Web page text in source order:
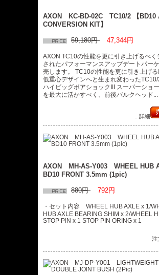
AXON KC-BD-02C TC10/2 【BD10
CONVERSION KIT】
59,180円 47,344円
AXON TC10の性能を更に引き上げるべく
されたパフォーマンスアップデートパー
売します。 TC10の性能を更に引き上げる
低重心デザインへと生まれ変わったTC10/
ハイビッグボアショックIII スーパーショ
を最大に活かすべく、前後バルクヘッド...
...詳細
AXON MH-AS-Y003 WHEEL HUB
BD10 FRONT 3.5mm (1pic)
880円 792円
・セット内容 WHEEL HUB AXLE x 1/
HUB AXLE BEARING SHIM x 2/WHEEL
STOP PIN x 1 STOP PIN ORING x 1
注